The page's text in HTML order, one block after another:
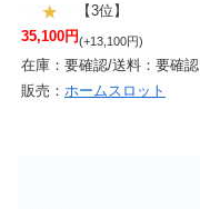
【3位】
35,100円(+13,100円)
在庫：要確認/送料：要確認
販売： ホームスロット